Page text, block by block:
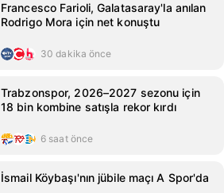
Francesco Farioli, Galatasaray'la anılan
Rodrigo Mora için net konuştu
30 dakika önce
Trabzonspor, 2026–2027 sezonu için
18 bin kombine satışla rekor kırdı
6 saat önce
İsmail Köybaşı'nın jübile maçı A Spor'da